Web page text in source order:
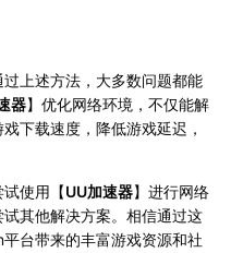
上述方法，大多数问题都能
器】优化网络环境，不仅能解
下载速度，降低游戏延迟，
使用【UU加速器】进行网络
其他解决方案。相信通过这
台带来的丰富游戏资源和社